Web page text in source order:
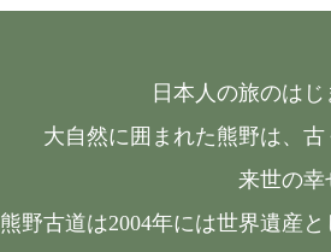
日本人の旅のは
大自然に囲まれた熊野は、
来世の幸
熊野古道は2004年には世界遺産